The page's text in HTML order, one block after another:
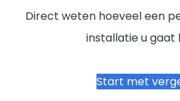
Direct weten hoeveel een
installatie u gaat
Start met